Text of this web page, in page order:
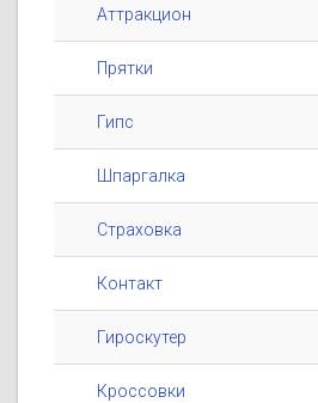
Аттракцион
Прятки
Гипс
Шпаргалка
Страховка
Контакт
Гироскутер
Кроссовки